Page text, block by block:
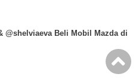
@shelviaeva Beli Mobil Mazda di